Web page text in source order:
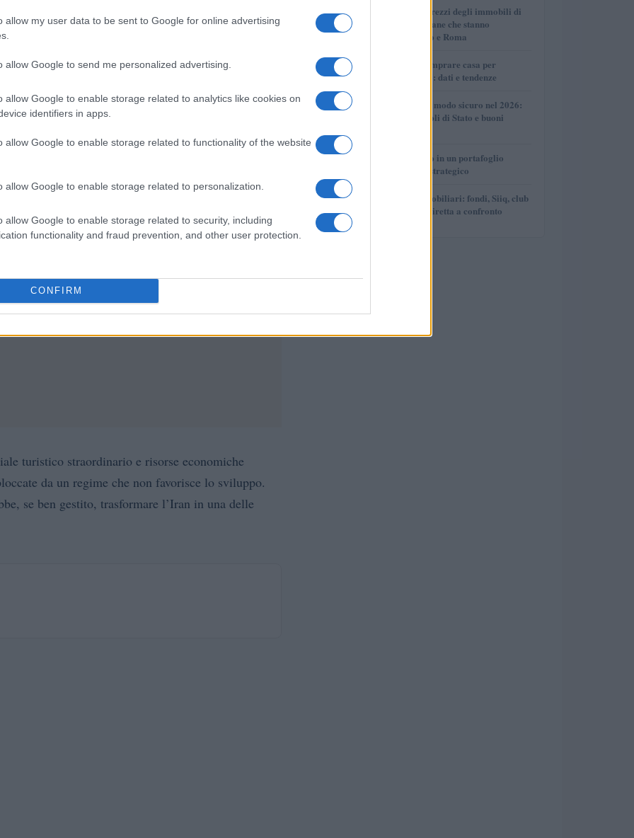
allow my user data to be sent to Google for online advertising
allow Google to send me personalized advertising.
allow Google to enable storage related to analytics like cookies on
identifiers in apps.
allow Google to enable storage related to functionality of the website
allow Google to enable storage related to personalization.
allow Google to enable storage related to security, including
functionality and fraud prevention, and other user protection.
CONFIRM
investire nel paese, aprendo a un turismo che
tali iniziative non hanno mai raggiunto il
in una sorta di limbo economico.
religioso
da Teheran, è un altro punto di interesse. La
e attira numerosi pellegrini e turisti. Durante le
grande affluenza, ma il suo fascino è limitato a una
norme sociali e religiose.
turistico straordinario e risorse economiche
da un regime che non favorisce lo sviluppo.
se ben gestito, trasformare l’Iran in una delle
1
Dove crescono i prezzi degli immobili di
lusso: le città italiane che stanno
superando Milano e Roma
2
Dove conviene comprare casa per
affittarla nel 2026: dati e tendenze
3
Come investire in modo sicuro nel 2026:
conti deposito, titoli di Stato e buoni
4
Come inserire oro in un portafoglio
giovane in modo strategico
5
Investimenti immobiliari: fondi, Siiq, club
deal e proprietà diretta a confronto